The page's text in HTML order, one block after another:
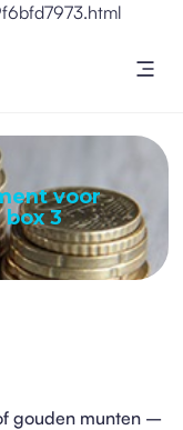
voor
3
gouden munten –